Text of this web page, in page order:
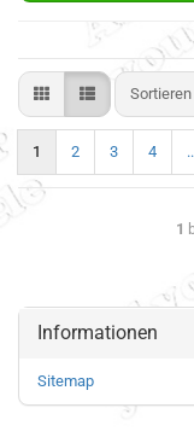
1 2 3 4
1
Informationen
Sitemap